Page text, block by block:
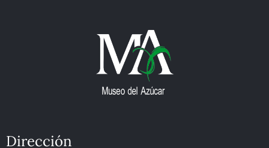
Dirección